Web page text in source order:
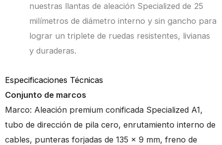
nuestras llantas de aleación Specialized de 25
milímetros de diámetro interno y sin gancho para
lograr un triplete de ruedas resistentes, livianas
y duraderas.
Especificaciones Técnicas
Conjunto de marcos
Marco: Aleación premium conificada Specialized A1,
tubo de dirección de pila cero, enrutamiento interno de
cables, punteras forjadas de 135 x 9 mm, freno de